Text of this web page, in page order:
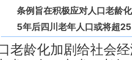
条例旨在积极应对人口老龄化
5年后四川老年人口或将超
老龄化加剧给社会